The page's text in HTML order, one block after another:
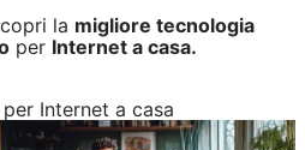
la migliore tecnologia
per Internet a casa.
Internet a casa